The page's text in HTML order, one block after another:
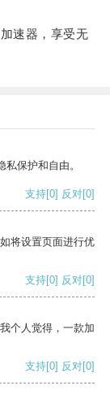
速器，享受无
保护和自由。
支持[0] 反对[0]
将设置页面进行优
支持[0] 反对[0]
个人觉得，一款加
支持[0] 反对[0]